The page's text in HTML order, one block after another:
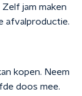
jam maken
afvalproductie.
kopen. Neem
doos mee.